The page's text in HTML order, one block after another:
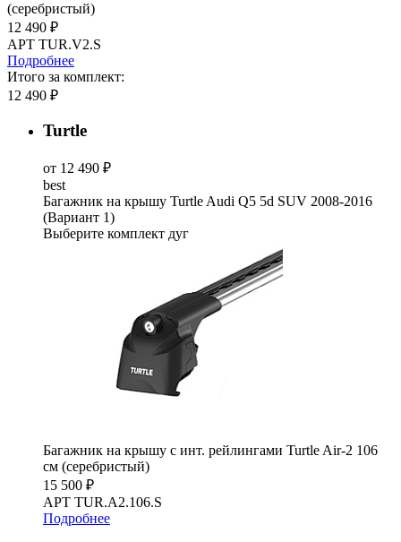
(серебристый)
12 490 ₽
АРТ TUR.V2.S
Подробнее
Итого за комплект:
12 490 ₽
Turtle
от 12 490 ₽
best
Багажник на крышу Turtle Audi Q5 5d SUV 2008-2016
(Вариант 1)
Выберите комплект дуг
Багажник на крышу с инт. рейлингами Turtle Air-2 106
см (серебристый)
15 500 ₽
АРТ TUR.A2.106.S
Подробнее